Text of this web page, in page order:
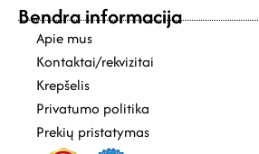
Bendra informacija
Apie mus
Kontaktai/rekvizitai
Krepšelis
Privatumo politika
Prekių pristatymas